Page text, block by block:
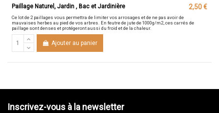
Paillage Naturel, Jardin , Bac et Jardinière 2,50 €
Ce lot de 2 paillages vous permettra de limiter vos arrosages et de ne pas avoir de
mauvaises herbes au pied de vos arbres. En feutre de jute de 1000g/m2, ces carrés de
paillage sont denses et protégeront aussi du froid et de la chaleur.
Ajouter au panier
Inscrivez-vous à la newsletter